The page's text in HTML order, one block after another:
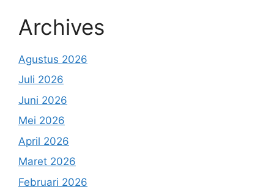
Archives
Agustus 2026
Juli 2026
Juni 2026
Mei 2026
April 2026
Maret 2026
Februari 2026